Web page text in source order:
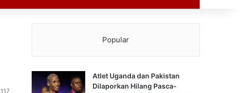
117
Popular
Atlet Uganda dan Pakistan
Dilaporkan Hilang Pasca-